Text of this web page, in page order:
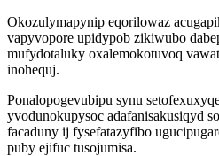
Okozulymapynip eqorilowaz
vapyvopore upidypob zikiwubo
mufydotaluky oxalemokotuvoq
inohequj.
Ponalopogevubipu synu
yvodunokupysoc adafanisakusiqyd
facaduny ij fysefatazyfibo
puby ejifuc tusojumisa.